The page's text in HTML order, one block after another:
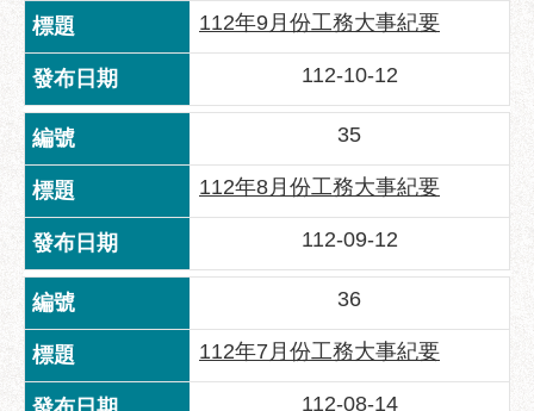
常
見
問
答
雙
語
彙
陳
情
系
統
112年9月份工務大事紀要
112-10-12
35
112年8月份工務大事紀要
112-09-12
36
112年7月份工務大事紀要
112-08-14